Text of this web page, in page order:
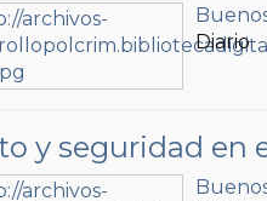
Diario
y seguridad en